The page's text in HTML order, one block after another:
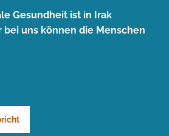
Gesundheit ist in Irak
uns können die Menschen